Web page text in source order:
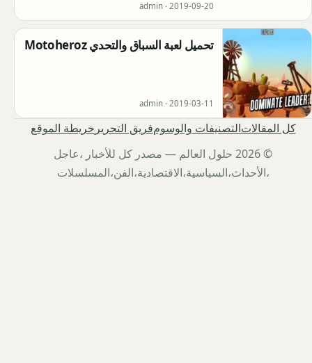
admin · 2019-09-20
تحميل لعبة السباق والتحدي Motoheroz
admin · 2019-03-11
كل المقالاتالتصنيفات والوسومفريق التحرير خريطة الموقع
© 2026 حلول العالم — مصدر كل للأخبار ،عاجل
،الأحداث،السياسية،الاقتصادية،الفن،المسلسلات